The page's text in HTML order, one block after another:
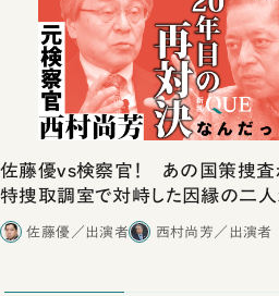
佐藤優vs検察官！ あの国策捜査
特捜取調室で対峙した因縁の二人
合ったこと
佐藤優／出演者 西村尚芳／出演者